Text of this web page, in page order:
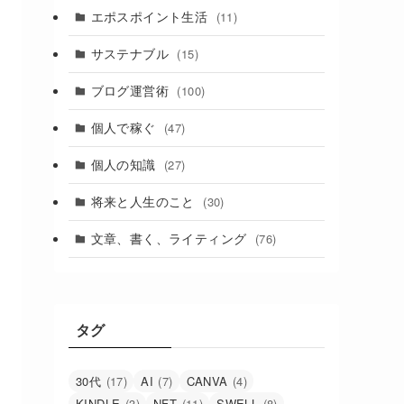
エポスポイント生活 (11)
サステナブル (15)
ブログ運営術 (100)
個人で稼ぐ (47)
個人の知識 (27)
将来と人生のこと (30)
文章、書く、ライティング (76)
タグ
30代 (17) AI (7) CANVA (4)